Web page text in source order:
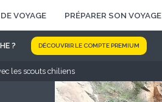
VOYAGE PRÉPARER SON VOYAGE
? DÉCOUVRIR LE COMPTE PREMIUM
les scouts chiliens